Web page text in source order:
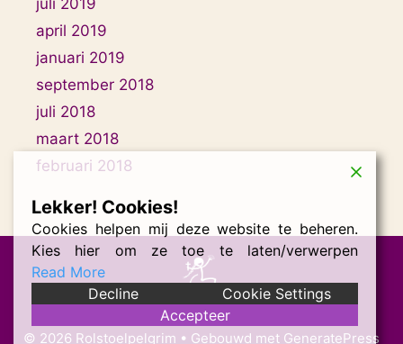
juli 2019
april 2019
januari 2019
september 2018
juli 2018
maart 2018
februari 2018
© 2026 Rolstoelpelgrim • Gebouwd met GeneratePress
Lekker! Cookies!
Cookies helpen mij deze website te beheren.
Kies hier om ze toe te laten/verwerpen
Read More
Decline
Cookie Settings
Accepteer